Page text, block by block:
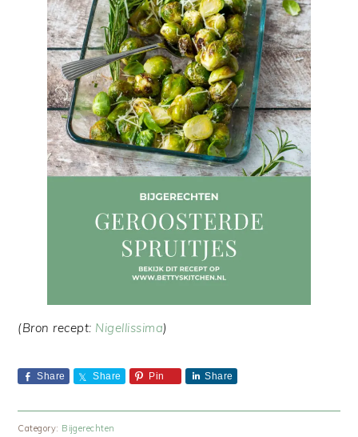
(Bron recept: Nigellissima)
Share Share Pin Share
Category: Bijgerechten